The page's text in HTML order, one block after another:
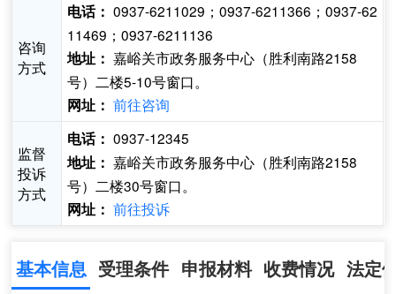
咨询
方式
电话： 0937-6211029；0937-6211366；0937-62
11469；0937-6211136
地址： 嘉峪关市政务服务中心（胜利南路2158
号）二楼5-10号窗口。
网址： 前往咨询
监督
投诉
方式
电话： 0937-12345
地址： 嘉峪关市政务服务中心（胜利南路2158
号）二楼30号窗口。
网址： 前往投诉
基本信息 受理条件 申报材料 收费情况 法定